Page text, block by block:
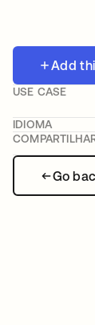
Add
Go
USE CASE
IDIOMA